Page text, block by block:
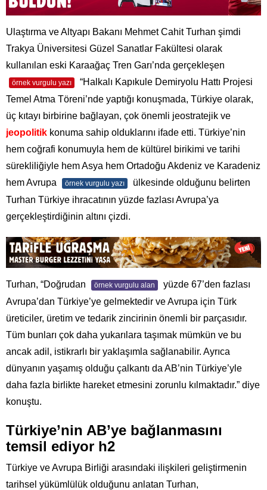
Ulaştırma ve Altyapı Bakanı Mehmet Cahit Turhan şimdi
Trakya Üniversitesi Güzel Sanatlar Fakültesi olarak
kullanılan eski Karaağaç Tren Garı’nda gerçekleşen
örnek vurgulu yazı
“Halkalı Kapıkule Demiryolu Hattı Projesi
Temel Atma Töreni’nde yaptığı konuşmada, Türkiye olarak,
üç kıtayı birbirine bağlayan, çok önemli jeostratejik ve
jeopolitik konuma sahip olduklarını ifade etti. Türkiye’nin
hem coğrafi konumuyla hem de kültürel birikimi ve tarihi
sürekliliğiyle hem Asya hem Ortadoğu Akdeniz ve Karadeniz
hem Avrupa
örnek vurgulu yazı
ülkesinde olduğunu belirten
Turhan Türkiye ihracatının yüzde fazlası Avrupa’ya
gerçekleştirdiğinin altını çizdi.
Turhan, “Doğrudan örnek vurgulu alan
yüzde 67’den fazlası
Avrupa’dan Türkiye’ye gelmektedir ve Avrupa için Türk
üreticiler, üretim ve tedarik zincirinin önemli bir parçasıdır.
Tüm bunları çok daha yukarılara taşımak mümkün ve bu
ancak adil, istikrarlı bir yaklaşımla sağlanabilir. Ayrıca
dünyanın yaşamış olduğu çalkantı da AB’nin Türkiye’yle
daha fazla birlikte hareket etmesini zorunlu kılmaktadır.” diye
konuştu.
Türkiye’nin AB’ye bağlanmasını
temsil ediyor h2
Türkiye ve Avrupa Birliği arasındaki ilişkileri geliştirmenin
tarihsel yükümlülük olduğunu anlatan Turhan,